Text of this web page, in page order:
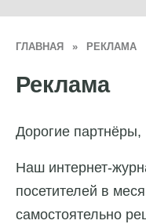
ГЛАВНАЯ » РЕКЛАМА
Реклама
Дорогие партнёры,
Наш интернет-
посетителей в
самостоятельно